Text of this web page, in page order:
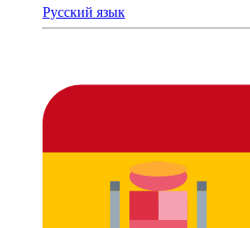
Русский язык